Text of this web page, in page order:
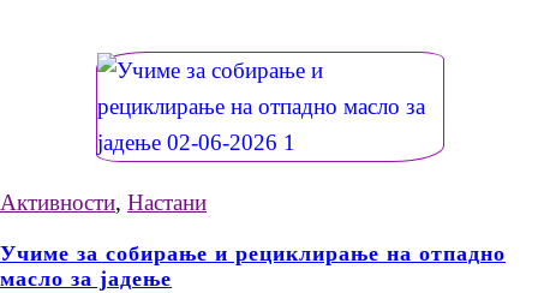
Активности, Настани
Учиме за собирање и рециклирање на отпадно
масло за јадење